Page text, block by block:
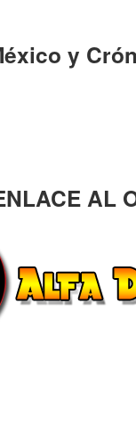
y
AL